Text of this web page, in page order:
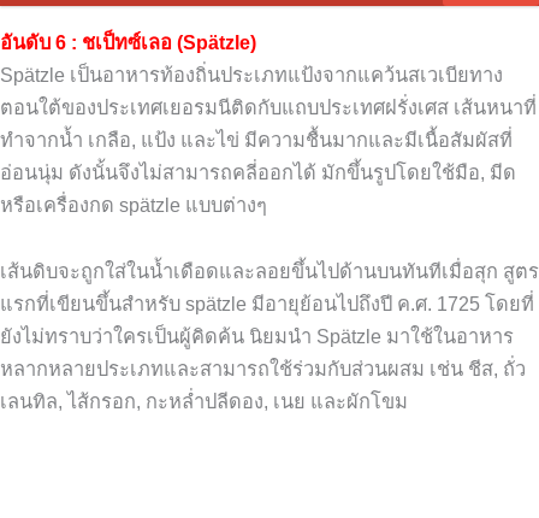
อันดับ 6 : ชเป็ทซ์เลอ (Spätzle)
Spätzle เป็นอาหารท้องถิ่นประเภทแป้งจากแคว้นสเวเบียทาง
ตอนใต้ของประเทศเยอรมนีติดกับแถบประเทศฝรั่งเศส เส้นหนาที่
ทำจากน้ำ เกลือ, แป้ง และไข่ มีความชื้นมากและมีเนื้อสัมผัสที่
อ่อนนุ่ม ดังนั้นจึงไม่สามารถคลี่ออกได้ มักขึ้นรูปโดยใช้มือ, มีด
หรือเครื่องกด spätzle แบบต่างๆ
เส้นดิบจะถูกใส่ในน้ำเดือดและลอยขึ้นไปด้านบนทันทีเมื่อสุก สูตร
แรกที่เขียนขึ้นสำหรับ spätzle มีอายุย้อนไปถึงปี ค.ศ. 1725 โดยที่
ยังไม่ทราบว่าใครเป็นผู้คิดค้น นิยมนำ Spätzle มาใช้ในอาหาร
หลากหลายประเภทและสามารถใช้ร่วมกับส่วนผสม เช่น ชีส, ถั่ว
เลนทิล, ไส้กรอก, กะหล่ำปลีดอง, เนย และผักโขม